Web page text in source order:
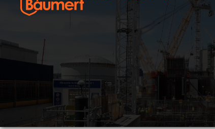
Notre approche Votre activité